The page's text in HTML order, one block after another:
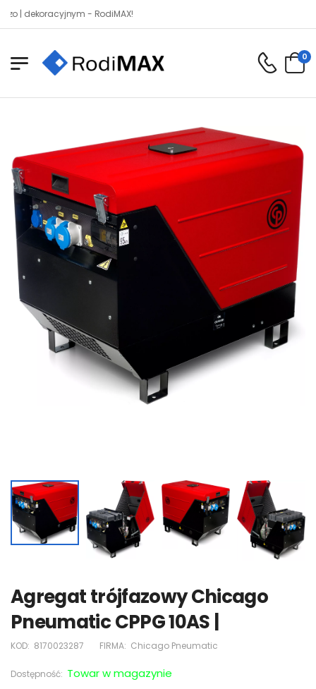
- RodiMAX!
0
Agregat trójfazowy Chicago
Pneumatic CPPG 10AS |
KOD: 8170023287 FIRMA: Chicago Pneumatic
Dostępność: Towar w magazynie